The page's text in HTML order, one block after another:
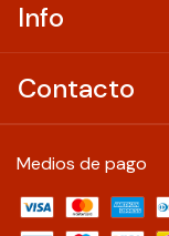
Info
Contacto
Medios de pago